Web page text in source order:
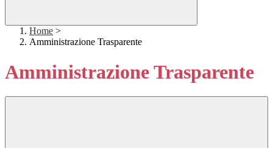
Home >
Amministrazione Trasparente
Amministrazione Trasparente